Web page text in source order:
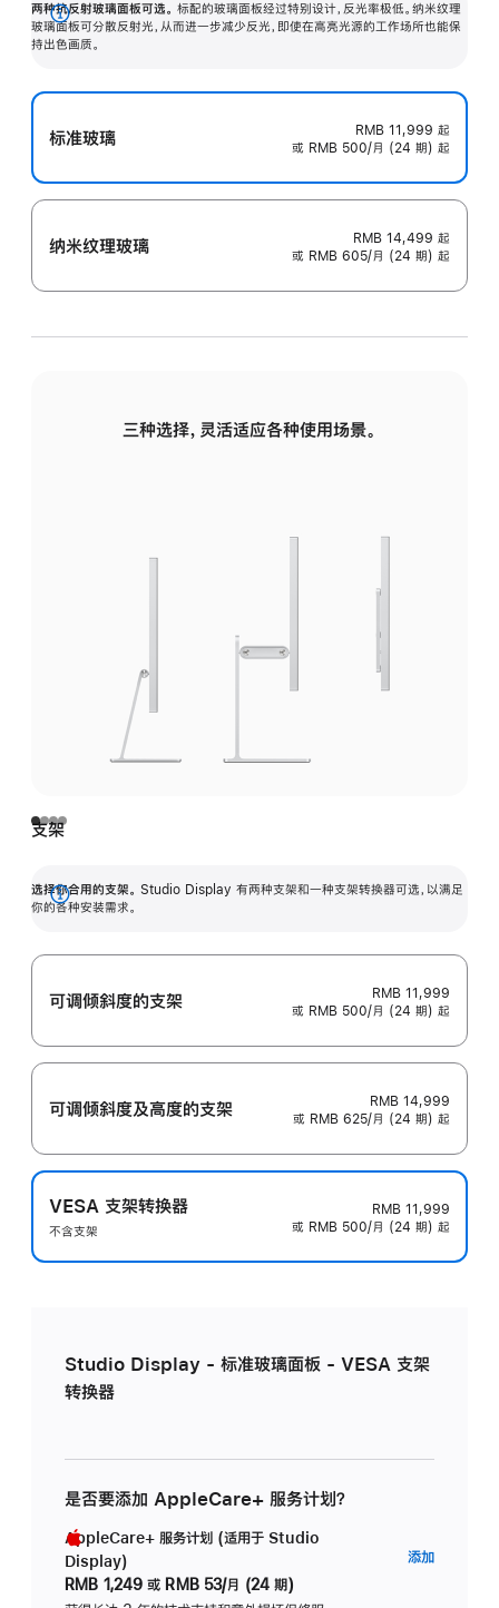
两种抗反射玻璃面板可选。 标配的玻璃面板经过特别设计，反光率极低。纳米纹理
玻璃面板可分散反射光，从而进一步减少反光，即使在高亮光源的工作场所也能保
持出色画质。
展
开
标准玻璃 RMB 11,999 起
或 RMB 500/月 (24 期) 起
纳米纹理玻璃 RMB 14,499 起
或 RMB 605/月 (24 期) 起
三种选择，灵活适应各种使用场景。
支架
选择你合用的支架。 Studio Display 有两种支架和一种支架转换器可选，以满足
你的各种安装需求。
展
可调倾斜度的支架
RMB 11,999
或 RMB 500/月 (24 期) 起
可调倾斜度及高‍度的支‍架
RMB 14,999
或 RMB 625/月 (24 期) 起
VESA 支架转换器
不含支架
RMB 11,999
或 RMB 500/月 (24 期) 起
Studio Display - 标准玻璃面板 - VESA 支架
转换器
是否要添加 AppleCare+ 服务计划？
AppleCare+ 服务计划 (适用于 Studio
Display)
RMB 1,249 或 RMB 53/月 (24 期)
添加